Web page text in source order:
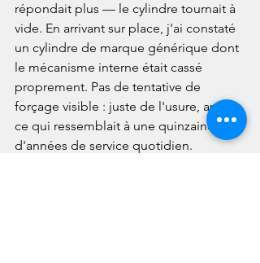
répondait plus — le cylindre tournait à
vide. En arrivant sur place, j'ai constaté
un cylindre de marque générique dont
le mécanisme interne était cassé
proprement. Pas de tentative de
forçage visible : juste de l'usure, après
ce qui ressemblait à une quinzaine
d'années de service quotidien.